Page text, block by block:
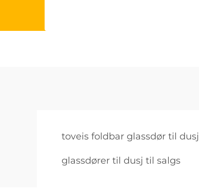
toveis foldbar glassdør til dusj
glassdører til dusj til salgs